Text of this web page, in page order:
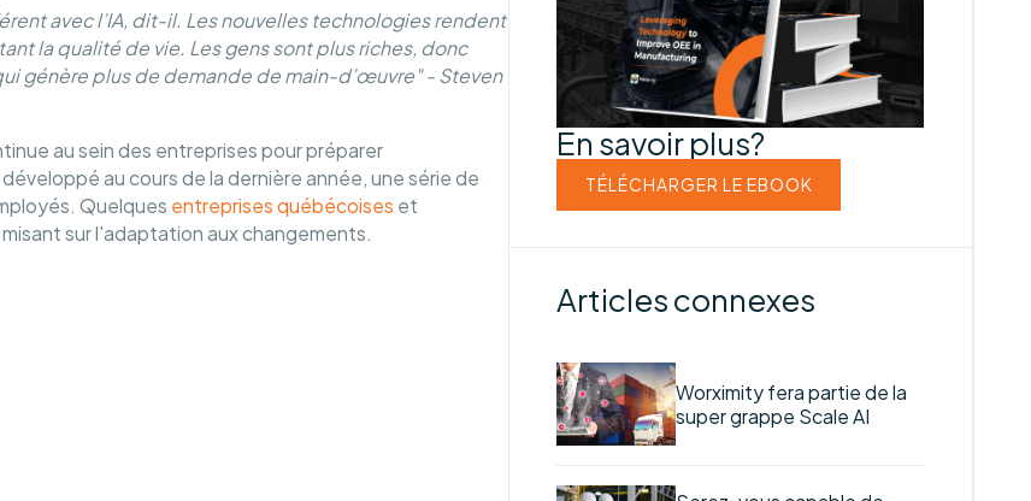
avec l’IA, dit-il. Les nouvelles technologies rendent
la qualité de vie. Les gens sont plus riches, donc
génère plus de demande de main-d’œuvre" - Steven
au sein des entreprises pour préparer
au cours de la dernière année, une série de
Quelques entreprises québécoises et
sur l'adaptation aux changements.
En savoir plus?
TÉLÉCHARGER LE EBOOK
Articles connexes
Worximity fera partie de la
super grappe Scale AI